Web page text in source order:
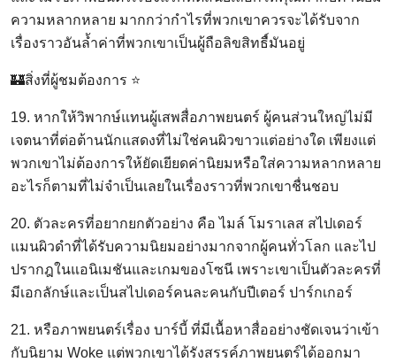
ความหลากหลาย มากกว่ากำไรที่พวกเขาควรจะได้รับจาก
เรื่องราวอันล้ำค่าที่พวกเขาเป็นผู้ถือลิขสิทธื์มันอยู่
🏰สิ่งที่ผู้ชมต้องการ ⭐
19. หากให้วิพากษ์แทนผู้เสพสื่อภาพยนตร์ ผู้คนส่วนใหญ่ไม่มี
เจตนาที่ต่อต้านนักแสดงที่ไม่ใช่คนผิวขาวแต่อย่างใด เพียงแต่
พวกเขาไม่ต้องการให้ยัดเยียดค่านิยมหรือใส่ความหลากหลาย
อะไรก็ตามที่ไม่จำเป็นเลยในเรื่องราวที่พวกเขาชื่นชอบ
20. ตัวละครที่อยากยกตัวอย่าง คือ ไมล์ โมราเลส สไปเดอร์
แมนผิวดำที่ได้รับความนิยมอย่างมากจากผู้คนทั่วโลก และไป
ปรากฎในแอนิเมชันและเกมของโซนี เพราะเขาเป็นตัวละครที่
มีเอกลักษ์และเป็นสไปเดอร์คนละคนกับปีเตอร์ ปาร์กเกอร์
21. หรือภาพยนตร์เรื่อง บาร์บี้ ที่มีเนื้อหาสื่ออย่างชัดเจนว่าเข้า
กับนิยาม Woke แต่พวกเขาได้รังสรรค์ภาพยนตร์ได้ออกมา